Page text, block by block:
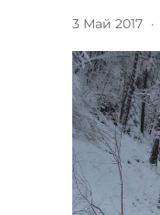
3 Май 2017 ·